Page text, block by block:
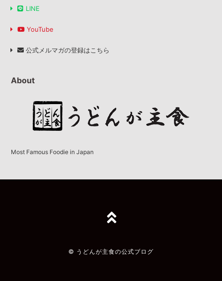
LINE
YouTube
公式メルマガの登録はこちら
About
Most Famous Foodie in Japan
TOPへ
© うどんが主食の公式ブログ